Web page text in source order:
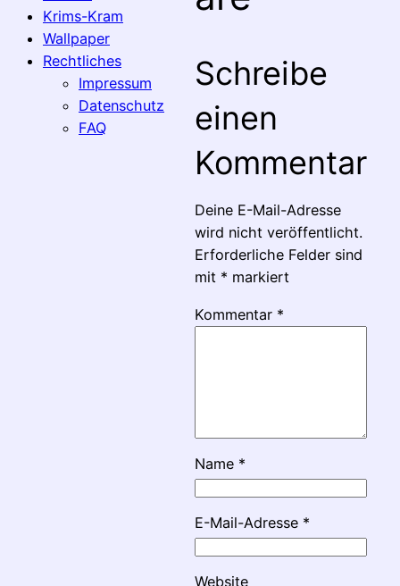
Krims-Kram
Wallpaper
Rechtliches
Impressum
Datenschutz
FAQ
Schreibe
einen
Kommentar
Deine E-Mail-Adresse
wird nicht veröffentlicht.
Erforderliche Felder sind
mit * markiert
Kommentar *
Name *
E-Mail-Adresse *
Website